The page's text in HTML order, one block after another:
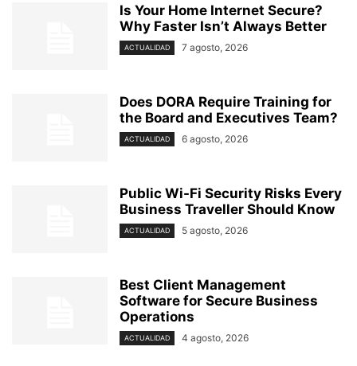
Is Your Home Internet Secure?
Why Faster Isn’t Always Better
ACTUALIDAD 7 agosto, 2026
Does DORA Require Training for
the Board and Executives Team?
ACTUALIDAD 6 agosto, 2026
Public Wi-Fi Security Risks Every
Business Traveller Should Know
ACTUALIDAD 5 agosto, 2026
Best Client Management
Software for Secure Business
Operations
ACTUALIDAD 4 agosto, 2026